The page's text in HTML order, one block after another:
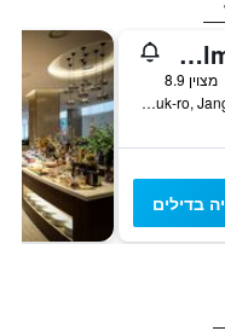
Sono Calm Goyang
מצוין 8.9
20, Taegeuk-ro, Janghang-Dong, גויאנג, דרום קוריאה
בדילים